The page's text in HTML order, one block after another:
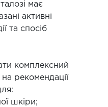
має
активні
та спосіб
комплексний
рекомендації
шкіри;